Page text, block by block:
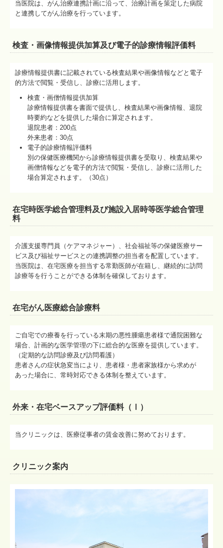
クリニック案内
当医院は、がん治療連携計画に沿って、治療計画を策定した病院
と連携してがん治療を行っています。
検査・画像情報提供加算及び電子的診療情報評価料
診療情報提供書に記載されている検査結果や画像情報などと電子
的方法で閲覧・受信し、診療に活用します。
検査・画僧情報提供加算
診療情報提供書を書面で提供し、検査結果や画像情報、退院
時要約などを提供した場合に算定されます。
退院患者：200点
外来患者：30点
電子的診療情報評価料
別の保健医療機関から診療情報提供書を受取り、検査結果や
画僧情報などを電子的方法で閲覧・受信し、診療に活用した
場合算定されます。（30点）
在宅時医学総合管理料及び施設入居時等医学総合管理
料
介護支援専門員（ケアマネジャー）、社会福祉等の保健医療サー
ビス及び福祉サービスとの連携調整の担当者を配置しています。
当医院は、在宅医療を担当する常勤医師が在籍し、継続的に訪問
診療等を行うことができる体制を確保しております。
在宅がん医療総合診療料
ご自宅での療養を行っている末期の悪性腫瘍患者様で通院困難な
場合、計画的な医学管理の下に総合的な医療を提供しています。
（定期的な訪問診療及び訪問看護）
患者さんの症状急変当により、患者様・患者家族様から求めが
あった場合に、常時対応できる体制を整えています。
外来・在宅ベースアップ評価料（Ⅰ）
当クリニックは、医療従事者の賃金改善に努めております。